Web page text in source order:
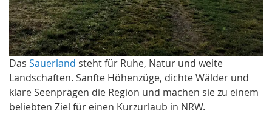
Das Sauerland steht für Ruhe, Natur und weite
Landschaften. Sanfte Höhenzüge, dichte Wälder und
klare Seenprägen die Region und machen sie zu einem
beliebten Ziel für einen Kurzurlaub in NRW.